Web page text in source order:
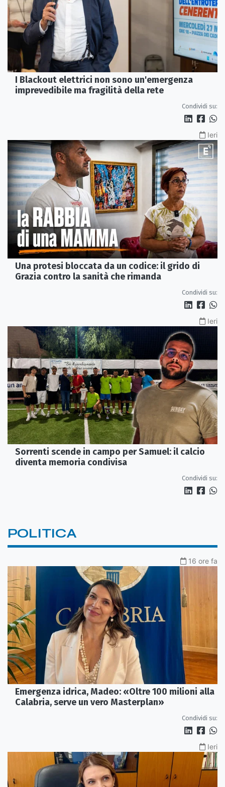
I Blackout elettrici non sono un'emergenza
imprevedibile ma fragilità della rete
Condividi su:
Ieri
Una protesi bloccata da un codice: il grido di
Grazia contro la sanità che rimanda
Condividi su:
Ieri
Sorrenti scende in campo per Samuel: il calcio
diventa memoria condivisa
Condividi su:
POLITICA
16 ore fa
Emergenza idrica, Madeo: «Oltre 100 milioni alla
Calabria, serve un vero Masterplan»
Condividi su:
Ieri